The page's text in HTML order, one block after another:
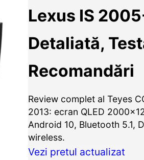
Lexus IS
Detaliată,
Recomandări
Review complet al Teyes
2013: ecran QLED
Android 10, Bluetooth 5.1,
wireless.
Vezi pretul actualizat